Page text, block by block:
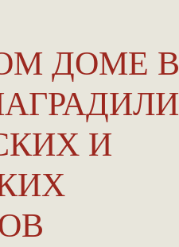
ДОМЕ В
И